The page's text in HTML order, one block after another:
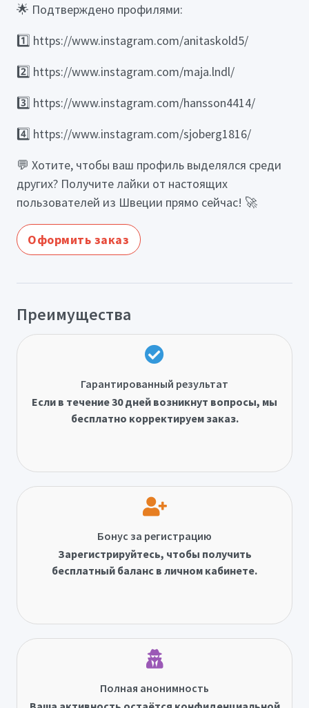
🌟 Подтверждено профилями:
1️⃣ https://www.instagram.com/anitaskold5/
2️⃣ https://www.instagram.com/maja.lndl/
3️⃣ https://www.instagram.com/hansson4414/
4️⃣ https://www.instagram.com/sjoberg1816/
💬 Хотите, чтобы ваш профиль выделялся среди
других? Получите лайки от настоящих
пользователей из Швеции прямо сейчас! 🚀
Оформить заказ
Преимущества
Гарантированный результат
Если в течение 30 дней возникнут вопросы, мы
бесплатно корректируем заказ.
Бонус за регистрацию
Зарегистрируйтесь, чтобы получить
бесплатный баланс в личном кабинете.
Полная анонимность